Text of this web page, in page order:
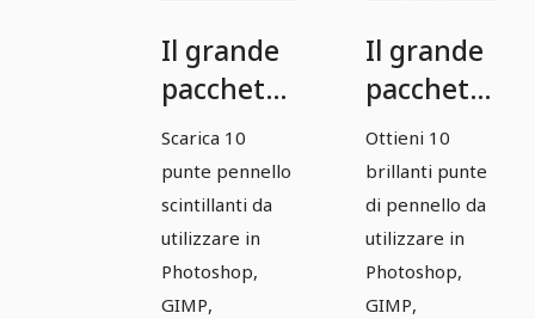
Il grande
pacchetto
di
pennelli -
Scintille e
Scintille 5
Scarica 10
punte pennello
scintillanti da
utilizzare in
Photoshop,
GIMP,
Il grande
pacchetto
di
pennelli -
scintille e
brillantini
6
Ottieni 10
brillanti punte
di pennello da
utilizzare in
Photoshop,
GIMP,